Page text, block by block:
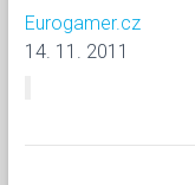
Eurogamer.cz
14. 11. 2011